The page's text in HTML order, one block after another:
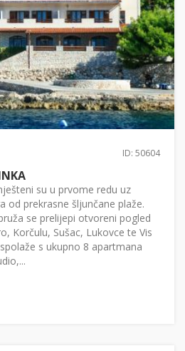
ID: 50604
su u prvome redu uz
od prekrasne šljunčane plaže.
se prelijepi otvoreni pogled
Korčulu, Sušac, Lukovce te Vis
s ukupno 8 apartmana